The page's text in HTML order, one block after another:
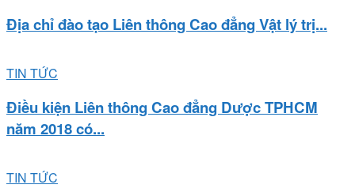
Địa chỉ đào tạo Liên thông Cao đẳng Vật lý trị...
TIN TỨC
Điều kiện Liên thông Cao đẳng Dược TPHCM
năm 2018 có...
TIN TỨC